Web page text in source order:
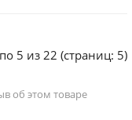
5 из 22 (страниц: 5)
об этом товаре